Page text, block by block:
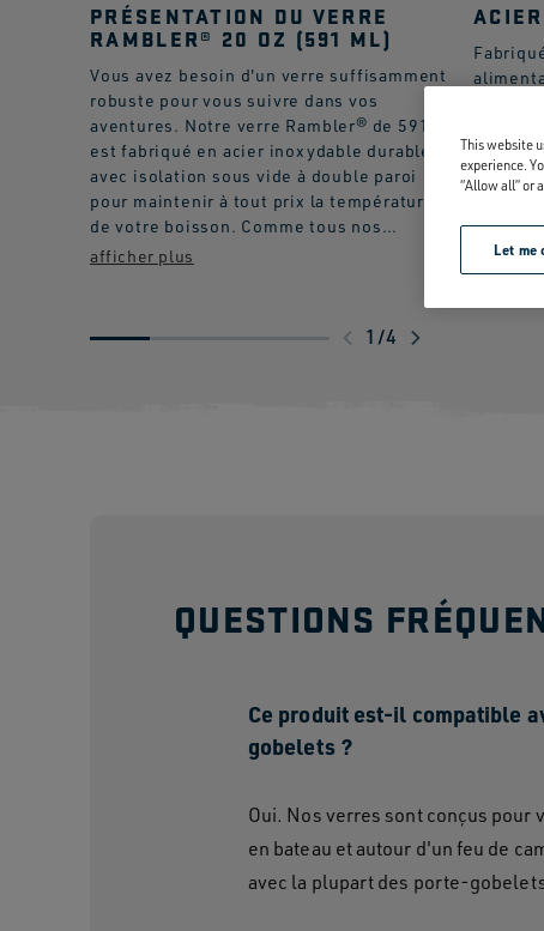
PRÉSENTATION DU VERRE
RAMBLER® 20 OZ (591 ML)
Vous avez besoin d'un verre suffisamment
robuste pour vous suivre dans vos
aventures. Notre verre Rambler® de 591 ml
est fabriqué en acier inoxydable durable
avec isolation sous vide à double paroi
pour maintenir à tout prix la température
de votre boisson. Comme tous nos
contenants pour boissons Rambler®, le
MagSlider™ passent au lave-vaisselle pour
un nettoyage facile. Bien que l'aimant du
couvercle MagSlider™ inclus ajoute une
1 /4
QUESTIONS
Ce produit est-il compatible
gobelets ?
Oui. Nos verres sont conçus pour
en bateau et autour d'un feu de
avec la plupart des porte-
This website
experience.
“Allow all” or
Let me